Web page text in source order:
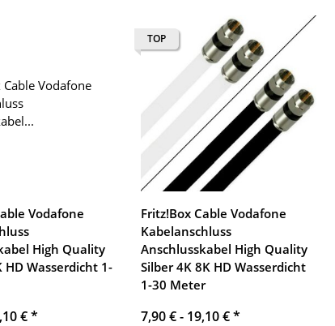
Vodafone
High Quality
HD Wasserdicht 1-
€*
TOP
Fritz!Box Cable Vodafone
Kabelanschluss
Anschlusskabel High Quality
Silber 4K 8K HD Wasserdicht
1-30 Meter
7,90 € - 19,10 €*